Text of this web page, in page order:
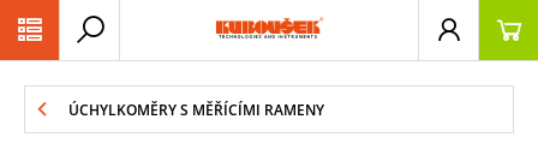
ÚCHYLKOMĚRY S MĚŘÍCÍMI RAMENY